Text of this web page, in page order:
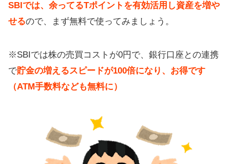
SBIでは、余ってるTポイントを有効活用し資産を増や
せるので、まず無料で使ってみましょう。
※SBIでは株の売買コストが0円で、銀行口座との連携
で貯金の増えるスピードが100倍になり、お得です
（ATM手数料なども無料に）